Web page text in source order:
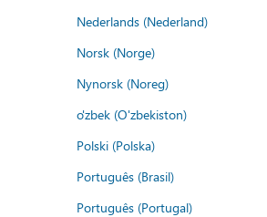
Nederlands (Nederland)
Norsk (Norge)
Nynorsk (Noreg)
o'zbek (O'zbekiston)
Polski (Polska)
Português (Brasil)
Português (Portugal)